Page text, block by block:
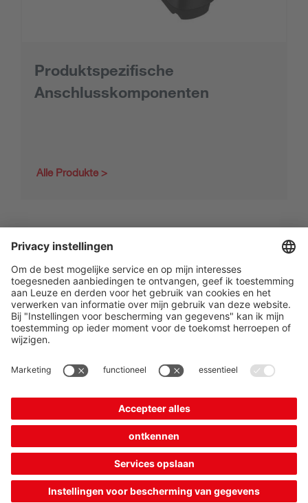
Produktspezifische
Anschlusskomponenten
Alle Produkte
The Sensor People
Quick links
Newsletter
Folgen Sie uns
* Alle Preise exkl. gesetzl.
Mehrwertsteuer zzgl.
Versandkosten, wenn nicht
anders angegeben.
Cookie Einstellungen
Impressum
CE